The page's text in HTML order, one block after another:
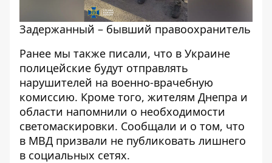
Задержанный – бывший правоохранитель
Ранее мы также писали, что в Украине
полицейские будут отправлять
нарушителей на военно-врачебную
комиссию. Кроме того, жителям Днепра и
области напомнили о необходимости
светомаскировки. Сообщали и о том, что
в МВД призвали не публиковать лишнего
в социальных сетях.